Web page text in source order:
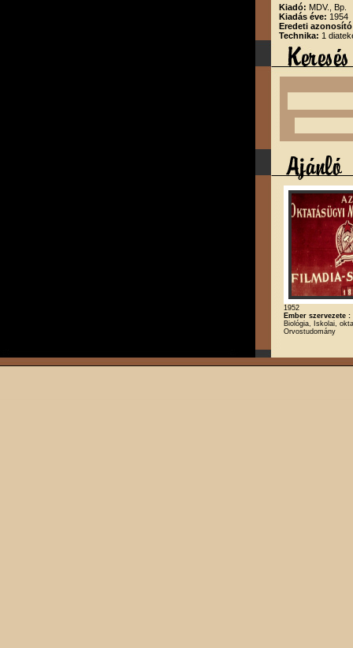
Kiadó: MDV., Bp.
Kiadás éve: 1954
Eredeti
Technika: 1
1952
Ember szervezete :
Biológia, Iskolai,
Orvostudomány